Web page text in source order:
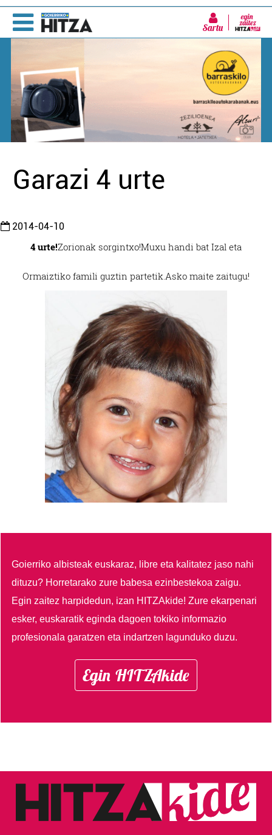
Sartu
Garazi 4 urte
2014-04-10
4 urte!Zorionak sorgintxo!Muxu handi bat Izal eta
Ormaiztiko famili guztin partetik.Asko maite zaitugu!
Goierriko albisteak euskaraz, libre eta kalitatez jaso nahi
dituzu? Horretarako zure babesa ezinbestekoa zaigu.
Egin zaitez harpidedun, izan HITZAkide!Zure ekarpenari
esker, euskaratik eginda dagoen tokiko informazio
profesionala garatzen eta indartzen lagunduko duzu.
Egin HITZAkide